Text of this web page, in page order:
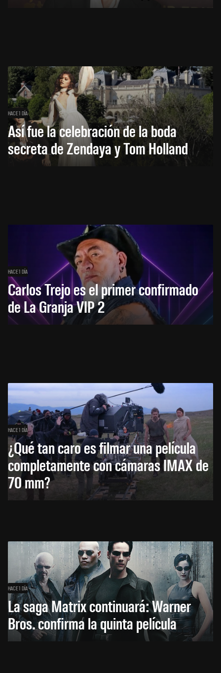
HACE 1 DÍA
Así fue la celebración de la boda
secreta de Zendaya y Tom Holland
HACE 1 DÍA
Carlos Trejo es el primer confirmado
de La Granja VIP 2
HACE 1 DÍA
¿Qué tan caro es filmar una película
completamente con cámaras IMAX de
70 mm?
HACE 1 DÍA
La saga Matrix continuará: Warner
Bros. confirma la quinta película